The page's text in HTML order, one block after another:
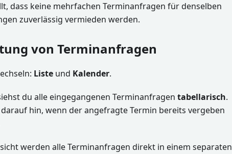
dass keine mehrfachen Terminanfragen für denselben
zuverlässig vermieden werden.
von Terminanfragen
Liste und Kalender.
du alle eingegangenen Terminanfragen tabellarisch.
hin, wenn der angefragte Termin bereits vergeben
werden alle Terminanfragen direkt in einem separaten